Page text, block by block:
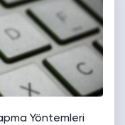
Yöntemleri